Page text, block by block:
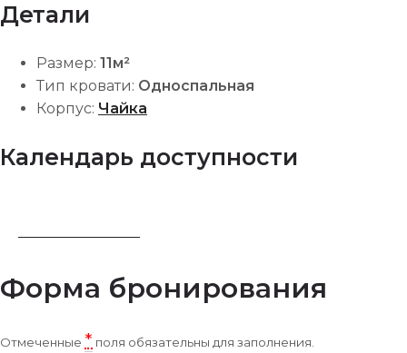
Детали
Размер: 11м²
Тип кровати: Односпальная
Корпус: Чайка
Календарь доступности
Форма бронирования
Отмеченные * поля обязательны для заполнения.